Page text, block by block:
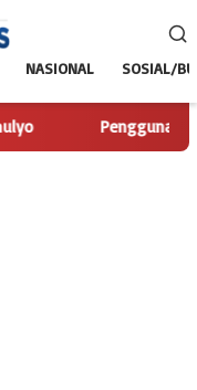
NASIONAL SOSIAL/
Pengguna Jalan